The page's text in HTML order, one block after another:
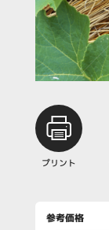
プリント
参考価格